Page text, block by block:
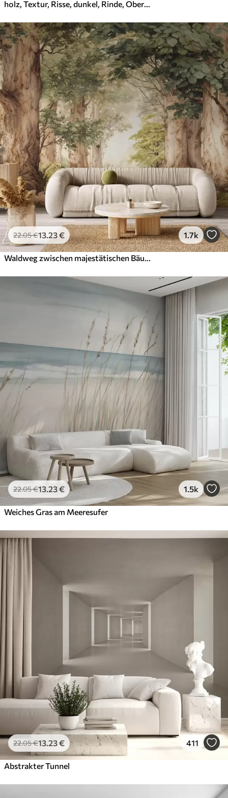
22.05€13 .23€ 1.7k
22.05€13 .23€ 1.5k
Weiches Gras am Meeresufer
22.05€13 .23€ 411
Abstrakter Tunnel